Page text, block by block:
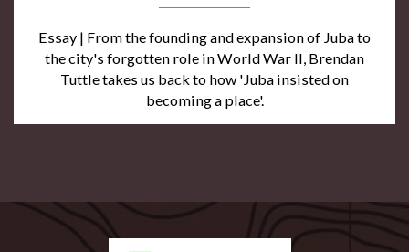
Essay | From the founding and expansion of Juba to
the city's forgotten role in World War II, Brendan
Tuttle takes us back to how 'Juba insisted on
becoming a place'.